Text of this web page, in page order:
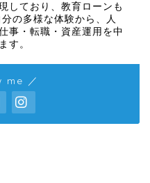
しており、教育ローンも
の多様な体験から、人
事・転職・資産運用を中
す。
me ／